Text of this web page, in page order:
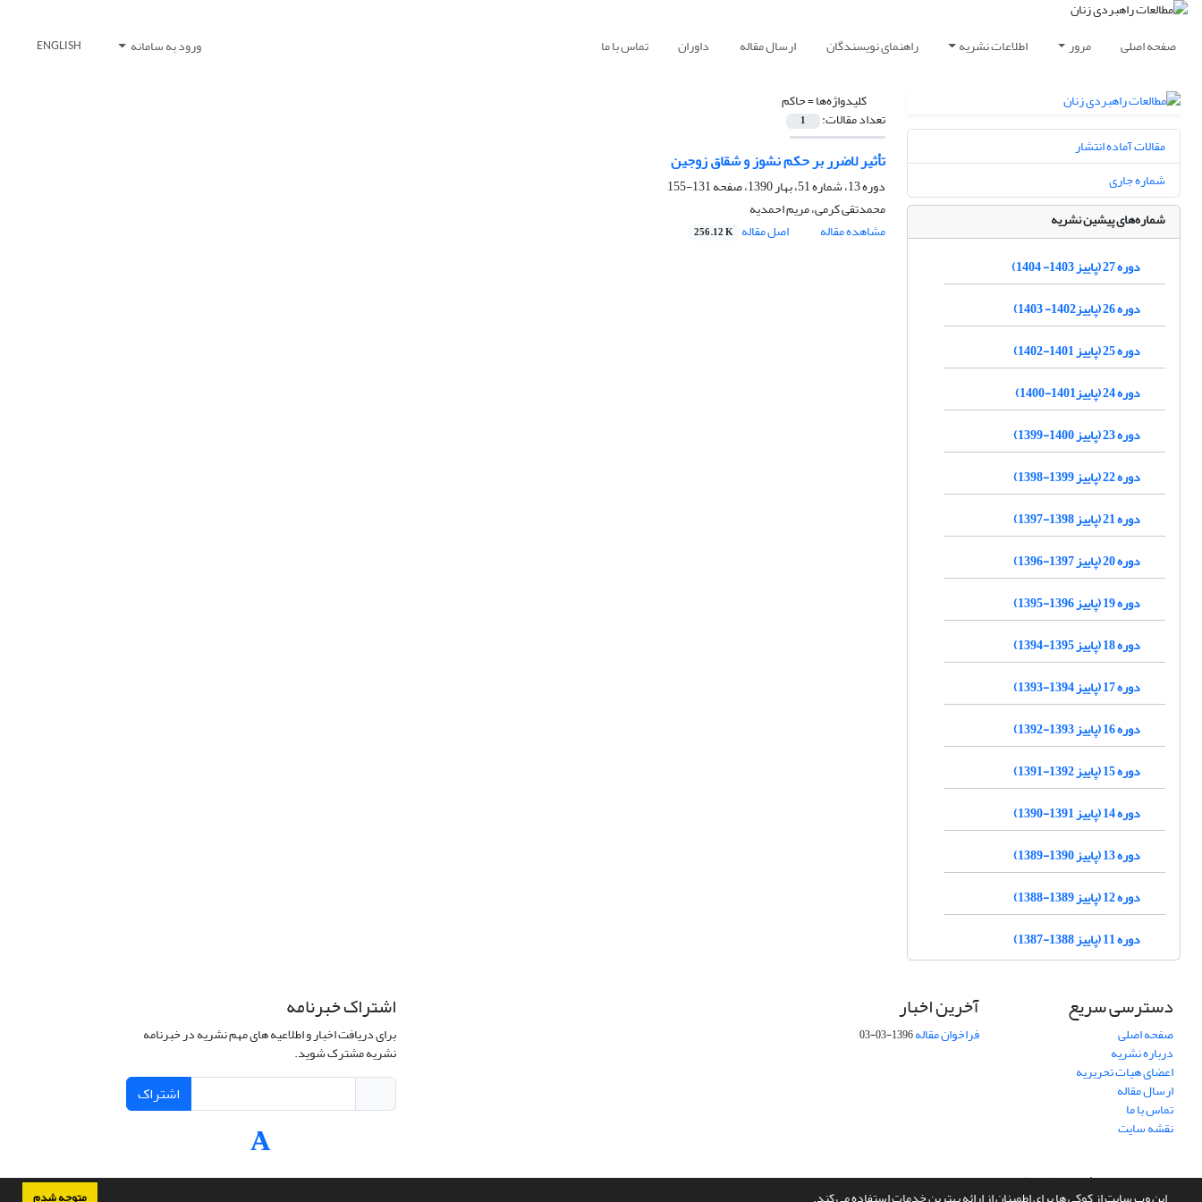
صفحه اصلی مرور اطلاعات نشریه راهنمای نویسندگان ارسال مقاله داوران تماس با ما ورود به سامانه ENGLISH
کلیدواژه‌ها =حاکم
تعداد مقالات: 1
تأثیر لاضرر بر حکم نشوز و شقاق زوجین
دوره 13، شماره 51، بهار 1390، صفحه
131-155
محمدتقی کرمی، مریم احمدیه
مشاهده مقاله
اصل مقاله 256.12 K
مقالات آماده انتشار
شماره جاری
شماره‌های پیشین نشریه
دوره 27 (پاییز 1403- 1404)
دوره 26 (پاییز1402- 1403)
دوره 25 (پاییز 1401-1402)
دوره 24 (پاییز1401-1400)
دوره 23 (پاییز 1400-1399)
دوره 22 (پاییز 1399-1398)
دوره 21 (پاییز 1398-1397)
دوره 20 (پاییز 1397-1396)
دوره 19 (پاییز 1396-1395)
دوره 18 (پاییز 1395-1394)
دوره 17 (پاییز 1394-1393)
دوره 16 (پاییز 1393-1392)
دوره 15 (پاییز 1392-1391)
دوره 14 (پاییز 1391-1390)
دوره 13 (پاییز 1390-1389)
دوره 12 (پاییز 1389-1388)
دوره 11 (پاییز 1388-1387)
دسترسی سریع
صفحه اصلی
درباره نشریه
اعضای هیات تحریریه
ارسال مقاله
تماس با ما
نقشه سایت
آخرین اخبار
فراخوان مقاله1396-03-03
اشتراک خبرنامه
برای دریافت اخبار و اطلاعیه های مهم نشریه در خبرنامه
نشریه مشترک شوید.
اشتراک
سامانه مدیریت نشریات علمی.طراحی و پیاده سازی ازسیناوب